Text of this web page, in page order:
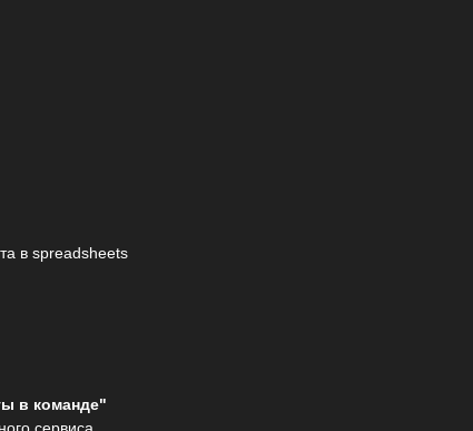
в spreadsheets
в команде"